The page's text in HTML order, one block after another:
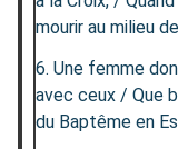
mourir au milieu
6. Une femme
avec ceux / Que
du Baptême en